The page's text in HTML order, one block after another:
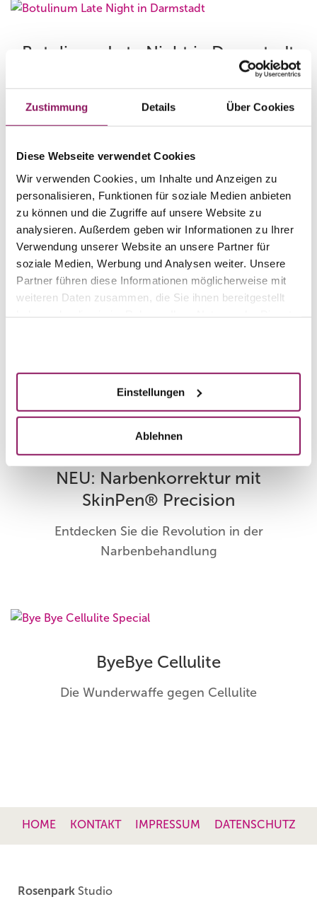
Zustimmung Details Über Cookies
Diese Webseite verwendet Cookies
Wir verwenden Cookies, um Inhalte und Anzeigen zu
personalisieren, Funktionen für soziale Medien anbieten
zu können und die Zugriffe auf unsere Website zu
analysieren. Außerdem geben wir Informationen zu Ihrer
Verwendung unserer Website an unsere Partner für
soziale Medien, Werbung und Analysen weiter. Unsere
Partner führen diese Informationen möglicherweise mit
weiteren Daten zusammen, die Sie ihnen bereitgestellt
Einstellungen
Ablehnen
Botulinum Late Night in Darmstadt
Exklusives Botox®-Special am 12. August 2026
SENSAI® Moisture Break Special
Luxuriöse Feuchtigkeitsbehandlung
NEU: Narbenkorrektur mit
SkinPen® Precision
Entdecken Sie die Revolution in der
Narbenbehandlung
ByeBye Cellulite
Die Wunderwaffe gegen Cellulite
HOME KONTAKT IMPRESSUM DATENSCHUTZ
Rosenpark Studio